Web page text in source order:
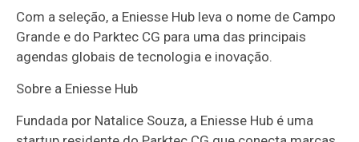
Com a seleção, a Eniesse Hub leva o nome de Campo
Grande e do Parktec CG para uma das principais
agendas globais de tecnologia e inovação.
Sobre a Eniesse Hub
Fundada por Natalice Souza, a Eniesse Hub é uma